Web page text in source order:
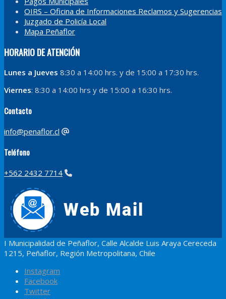
OIRS – Oficina de Informaciones Reclamos y Sugerencias
Juzgado de Policía Local
Mapa Peñaflor
HORARIO DE ATENCIÓN
Lunes a Jueves 8:30 a 14:00 hrs. y de 15:00 a 17:30 hrs.
Viernes: 8:30 a 14:00 hrs y de 15:00 a 16:30 hrs.
Contacto
info@penaflor.cl
Teléfono
+562 2432 7714
I Municipalidad de Peñaflor, Calle Alcalde Luis Araya Cereceda
1215, Peñaflor, Región Metropolitana, Chile
Instagram
Facebook
Twitter